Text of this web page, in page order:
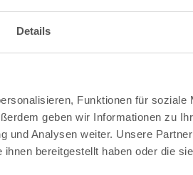
Details
Funktionen für soziale
geben wir Informationen zu
und Analysen weiter. Unsere
bereitgestellt haben oder die